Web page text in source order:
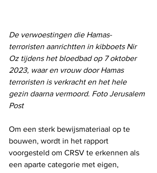
De verwoestingen die Hamas-
terroristen aanrichtten in kibboets Nir
Oz tijdens het bloedbad op 7 oktober
2023, waar en vrouw door Hamas
terroristen is verkracht en het hele
gezin daarna vermoord. Foto Jerusalem
Post
Om een ​​sterk bewijsmateriaal op te
bouwen, wordt in het rapport
voorgesteld om CRSV te erkennen als
een aparte categorie met eigen,